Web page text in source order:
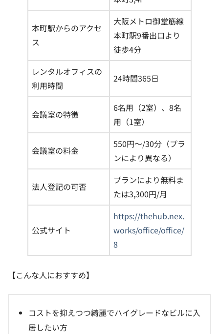
本町駅からのアクセ
ス
大阪メトロ御堂筋線
本町駅9番出口より
徒歩4分
レンタルオフィスの
利用時間
24時間365日
会議室の特徴
6名用（2室）、8名
用（1室）
会議室の料金
550円〜/30分（プラ
ンにより異なる）
法人登記の可否
プランにより無料ま
たは3,300円/月
公式サイト
https://thehub.nex.
works/office/office/
8
【こんな人におすすめ】
コストを抑えつつ綺麗でハイグレードなビルに入
居したい方